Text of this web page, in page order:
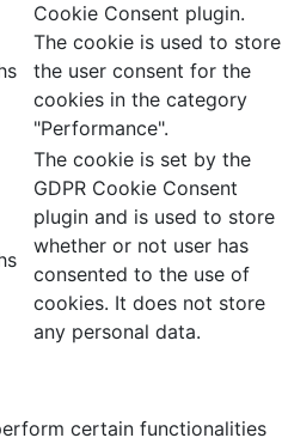
Cookie Consent plugin.
The cookie is used to store
the user consent for the
cookies in the category
"Performance".
The cookie is set by the
GDPR Cookie Consent
plugin and is used to store
whether or not user has
consented to the use of
cookies. It does not store
any personal data.
certain functionalities